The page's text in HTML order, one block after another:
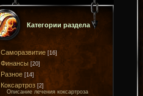
Категории раздела
Саморазвитие [16]
Финансы [20]
Разное [14]
Коксартроз [2]
Описание лечения коксартроза